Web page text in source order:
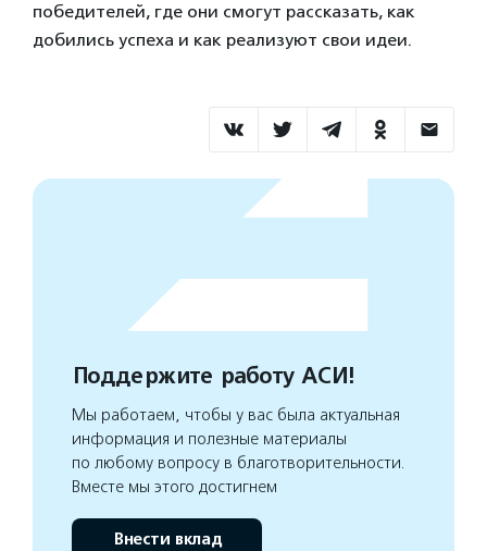
победителей, где они смогут рассказать, как
добились успеха и как реализуют свои идеи.
Поддержите работу АСИ!
Мы работаем, чтобы у вас была актуальная
информация и полезные материалы
по любому вопросу в благотворительности.
Вместе мы этого достигнем
Внести вклад